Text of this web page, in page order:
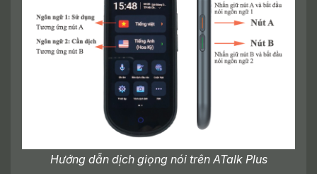
Hướng dẫn dịch giọng nói trên ATalk Plus